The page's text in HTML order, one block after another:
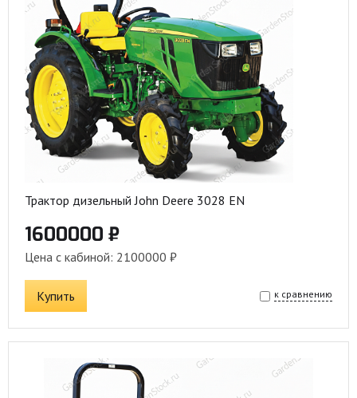
Трактор дизельный John Deere 3028 EN
1600000 ₽
Цена с кабиной: 2100000 ₽
Купить к сравнению